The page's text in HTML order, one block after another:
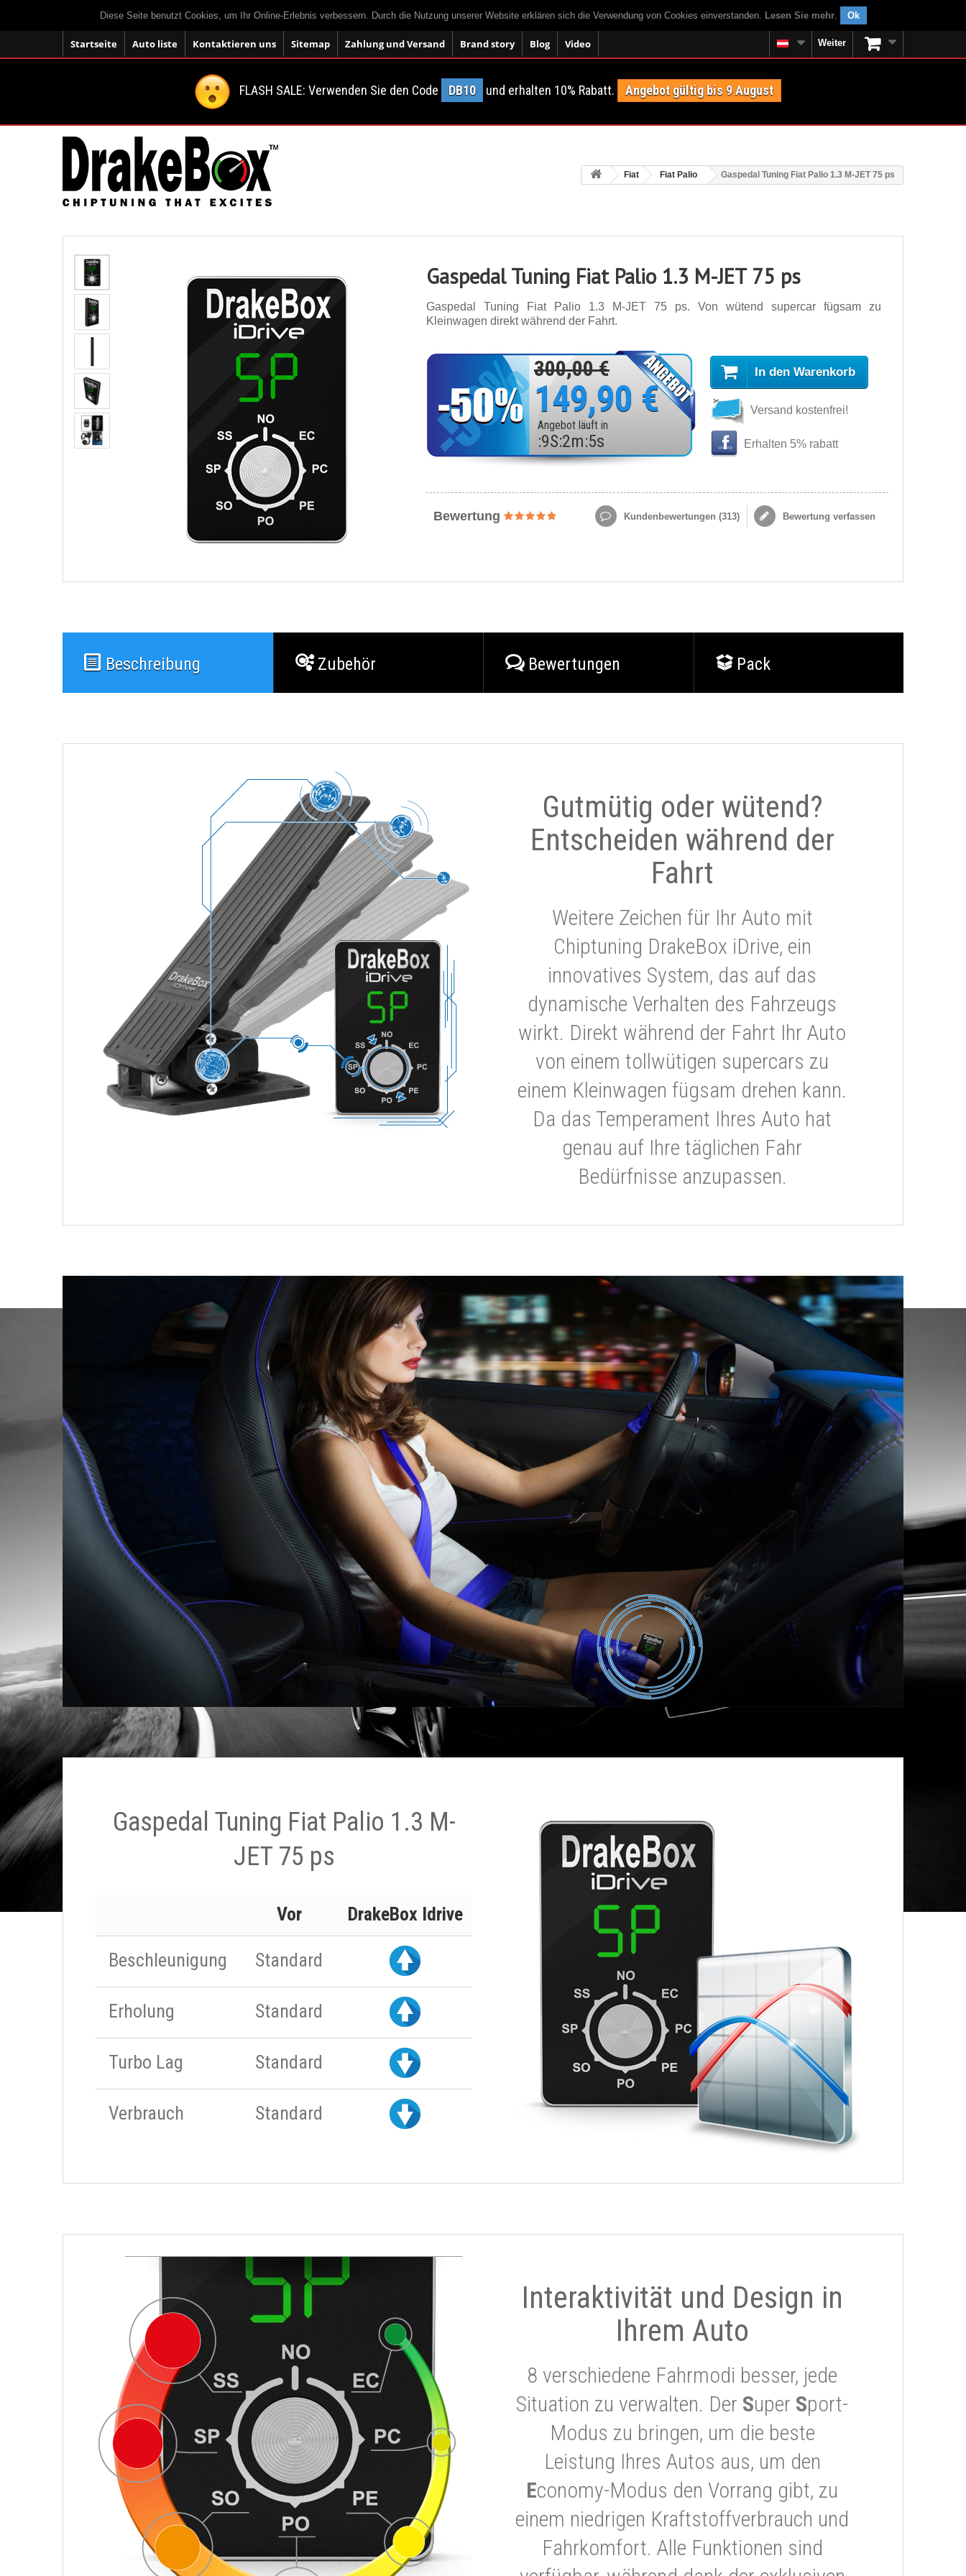
Diese Seite benutzt Cookies, um Ihr Online-Erlebnis verbessern. Durch die Nutzung unserer Website erklären sich die Verwendung von Cookies einverstanden. Lesen Sie mehr. Ok
Startseite Auto liste Kontaktieren uns Sitemap Zahlung und Versand Brand story Blog Video Weiter
FLASH SALE: Verwenden Sie den Code DB10 und erhalten 10% Rabatt. Angebot gültig bis 9 August
Fiat Fiat Palio Gaspedal Tuning Fiat Palio 1.3 M-JET 75 ps
Gaspedal Tuning Fiat Palio 1.3 M-JET 75 ps
Gaspedal Tuning Fiat Palio 1.3 M-JET 75 ps. Von wütend supercar fügsam zu
Kleinwagen direkt während der Fahrt.
300,00 €
149,90 €
Angebot läuft in
:9S:2m:3s
In den Warenkorb
Versand kostenfrei!
Erhalten 5% rabatt
Bewertung Kundenbewertungen (313) Bewertung verfassen
Beschreibung Zubehör Bewertungen Pack
Gutmütig oder wütend?
Entscheiden während der
Fahrt
Weitere Zeichen für Ihr Auto mit
Chiptuning DrakeBox iDrive, ein
innovatives System, das auf das
dynamische Verhalten des Fahrzeugs
wirkt. Direkt während der Fahrt Ihr Auto
von einem tollwütigen supercars zu
einem Kleinwagen fügsam drehen kann.
Da das Temperament Ihres Auto hat
genau auf Ihre täglichen Fahr
Bedürfnisse anzupassen.
Gaspedal Tuning Fiat Palio 1.3 M-
JET 75 ps
Vor DrakeBox Idrive
Beschleunigung Standard
Erholung Standard
Turbo Lag Standard
Verbrauch Standard
Interaktivität und Design in
Ihrem Auto
8 verschiedene Fahrmodi besser, jede
Situation zu verwalten. Der Super Sport-
Modus zu bringen, um die beste
Leistung Ihres Autos aus, um den
Economy-Modus den Vorrang gibt, zu
einem niedrigen Kraftstoffverbrauch und
Fahrkomfort. Alle Funktionen sind